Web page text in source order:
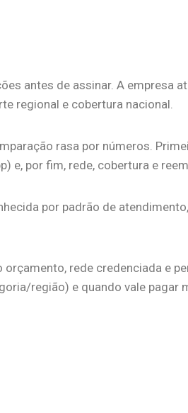
antes de assinar. A empresa
regional e cobertura nacional.
rasa por números.
e, por fim, rede, cobertura e
por padrão de
rede credenciada e
região) e quando vale pagar